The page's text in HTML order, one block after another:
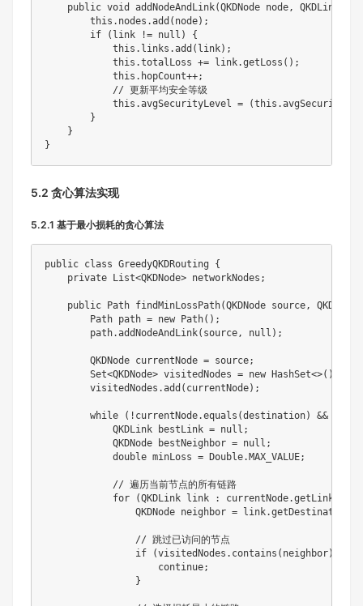
public void addNodeAndLink(QKDNode node, QKDLink
this . nodes .add ( node) ;
if
( link != null )
{
this . links .add ( link) ;
this .totalLoss += link.getLoss ( ) ;
this . hopCount++;
// 更新平均安全等级
this .avgSecurityLevel = (this .
}
}
}
5.2 贪心算法实现
5.2.1 基于最小损耗的贪心算法
public class GreedyQKDRouting
{
private
List<QKDNode> networkNodes ;
public Path findMinLossPath(QKDNode source, QKDNode
Path path = new Path( ) ;
        path
.addNodeAndLink( source, null ) ;
QKDNode currentNode = source;
Set<QKDNode> visitedNodes = new HashSet<>( )
        visitedNodes
.add ( currentNode) ;
while ( ! currentNode.equals (destination) &&
QKDLink bestLink = null ;
QKDNode bestNeighbor = null ;
double minLoss = Double. MAX_VALUE;
// 遍历当前节点的所有链路
for
(QKDLink link : currentNode.getLinks
QKDNode neighbor = link.getDestination
// 跳过已访问的节点
if
(visitedNodes . contains ( neighbor)
continue;
}